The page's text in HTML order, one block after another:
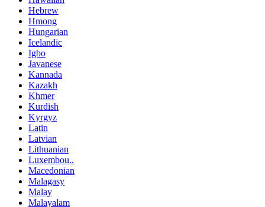
Hebrew
Hmong
Hungarian
Icelandic
Igbo
Javanese
Kannada
Kazakh
Khmer
Kurdish
Kyrgyz
Latin
Latvian
Lithuanian
Luxembou..
Macedonian
Malagasy
Malay
Malayalam